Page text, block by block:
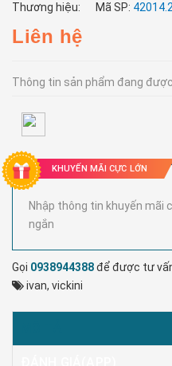
Thương hiệu: Mã SP:
Liên hệ
Thông tin sản phẩm đang
KHUYẾN MÃI CỰC LỚN
Nhập thông tin khuyến mãi
ngắn
Gọi 0938944388để được tư
ivan, vickini